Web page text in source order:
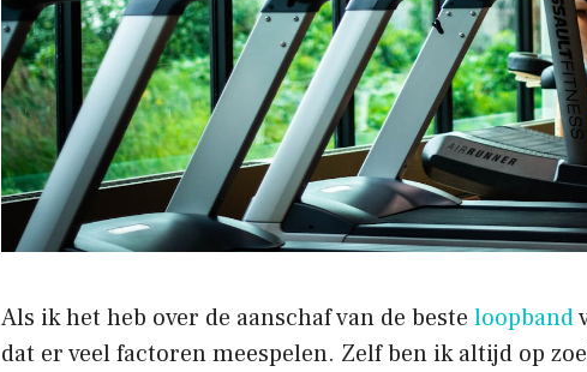
Als ik het heb over de aanschaf van de beste loopband
dat er veel factoren meespelen. Zelf ben ik altijd op